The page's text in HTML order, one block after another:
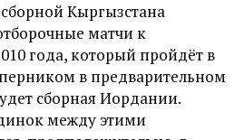
Кыргызстана
матчи к
года, который пройдёт в
в предварительном
сборная Иордании.
между этими